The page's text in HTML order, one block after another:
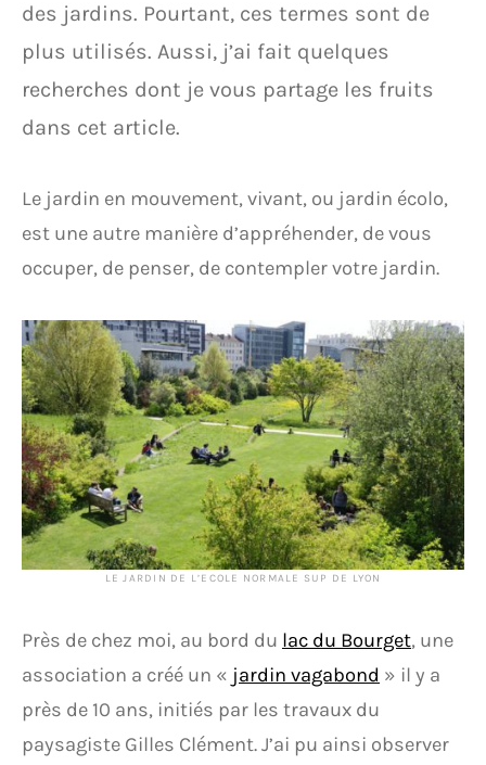
des jardins. Pourtant, ces termes sont de
plus utilisés. Aussi, j’ai fait quelques
recherches dont je vous partage les fruits
dans cet article.
Le jardin en mouvement, vivant, ou jardin écolo,
est une autre manière d’appréhender, de vous
occuper, de penser, de contempler votre jardin.
LE JARDIN DE L’ECOLE NORMALE SUP DE LYON
Près de chez moi, au bord du lac du Bourget, une
association a créé un « jardin vagabond » il y a
près de 10 ans, initiés par les travaux du
paysagiste Gilles Clément. J’ai pu ainsi observer